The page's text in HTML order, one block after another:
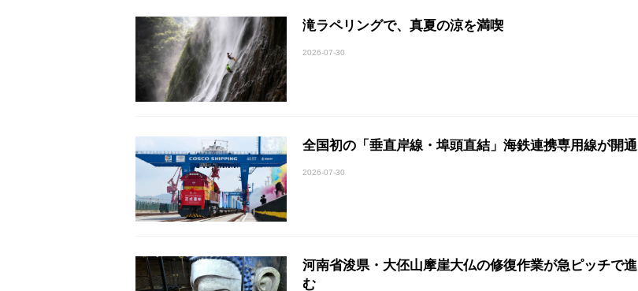
滝ラペリングで、真夏の涼を満喫
2026-07-30
全国初の「垂直岸線・埠頭直結」海鉄連携専用線が開通
2026-07-30
河南省浚県・大伾山摩崖大仏の修復作業が急ピッチで進
む